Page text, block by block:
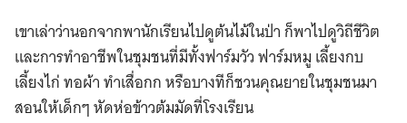
เขาเล่าว่านอกจากพานักเรียนไปดูต้นไม้ในป่า ก็พาไปดูวิถีชีวิต
และการทำอาชีพในชุมชนที่มีทั้งฟาร์มวัว ฟาร์มหมู เลี้ยงกบ
เลี้ยงไก่ ทอผ้า ทำเสื่อกก หรือบางทีก็ชวนคุณยายในชุมชนมา
สอนให้เด็กๆ หัดห่อข้าวต้มมัดที่โรงเรียน